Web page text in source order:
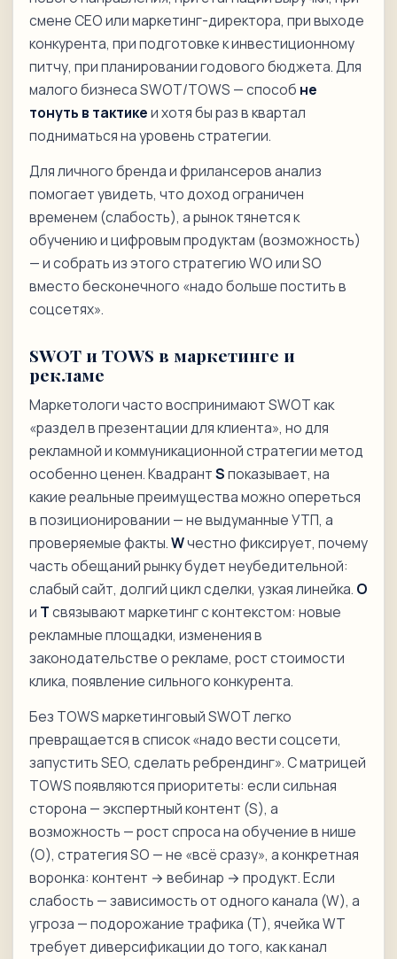
смене CEO или маркетинг-директора, при выходе
конкурента, при подготовке к инвестиционному
питчу, при планировании годового бюджета. Для
малого бизнеса SWOT/TOWS — способ не
тонуть в тактикеи хотя бы раз в квартал
подниматься на уровень стратегии.
Для личного бренда и фрилансеров анализ
помогает увидеть, что доход ограничен
временем (слабость), а рынок тянется к
обучению и цифровым продуктам (возможность)
— и собрать из этого стратегию WO или SO
вместо бесконечного «надо больше постить в
соцсетях».
SWOT и TOWS в маркетинге и
рекламе
Маркетологи часто воспринимают SWOT как
«раздел в презентации для клиента», но для
рекламной и коммуникационной стратегии метод
особенно ценен. КвадрантSпоказывает, на
какие реальные преимущества можно опереться
в позиционировании — не выдуманные УТП, а
проверяемые факты.Wчестно фиксирует, почему
часть обещаний рынку будет неубедительной:
слабый сайт, долгий цикл сделки, узкая линейка. O
и Tсвязывают маркетинг с контекстом: новые
рекламные площадки, изменения в
законодательстве о рекламе, рост стоимости
клика, появление сильного конкурента.
Без TOWS маркетинговый SWOT легко
превращается в список «надо вести соцсети,
запустить SEO, сделать ребрендинг». С матрицей
TOWS появляются приоритеты: если сильная
сторона — экспертный контент (S), а
возможность — рост спроса на обучение в нише
(O), стратегия SO — не «всё сразу», а конкретная
воронка: контент → вебинар → продукт. Если
слабость — зависимость от одного канала (W), а
угроза — подорожание трафика (T), ячейка WT
требует диверсификации до того, как канал